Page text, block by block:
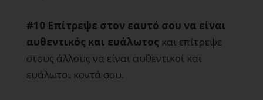
#10 Επίτρεψε στον εαυτό σου να είναι
αυθεντικός και ευάλωτος και επίτρεψε
στους άλλους να είναι αυθεντικοί και
ευάλωτοι κοντά σου.